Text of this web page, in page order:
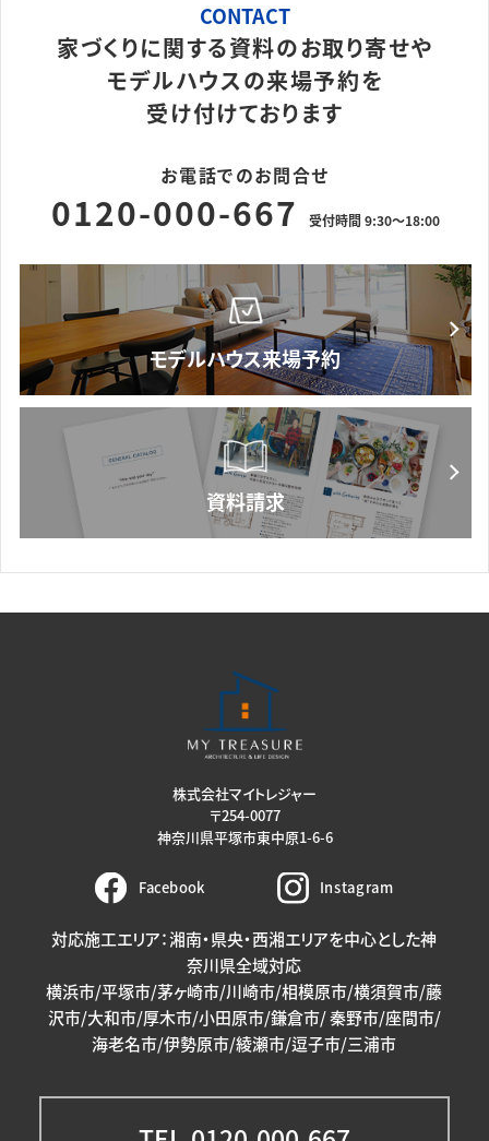
CONTACT
家づくりに関する資料のお取り寄せや
モデルハウスの来場予約を
受け付けております
お電話でのお問合せ
0120-000-667 受付時間 9:30～18:00
株式会社マイトレジャー
〒254-0077
神奈川県平塚市東中原1-6-6
Facebook Instagram
対応施工エリア：湘南・県央・西湘エリアを中心とした神
奈川県全域対応
横浜市/平塚市/茅ヶ崎市/川崎市/相模原市/横須賀市/藤
沢市/大和市/厚木市/小田原市/鎌倉市/ 秦野市/座間市/
海老名市/伊勢原市/綾瀬市/逗子市/三浦市